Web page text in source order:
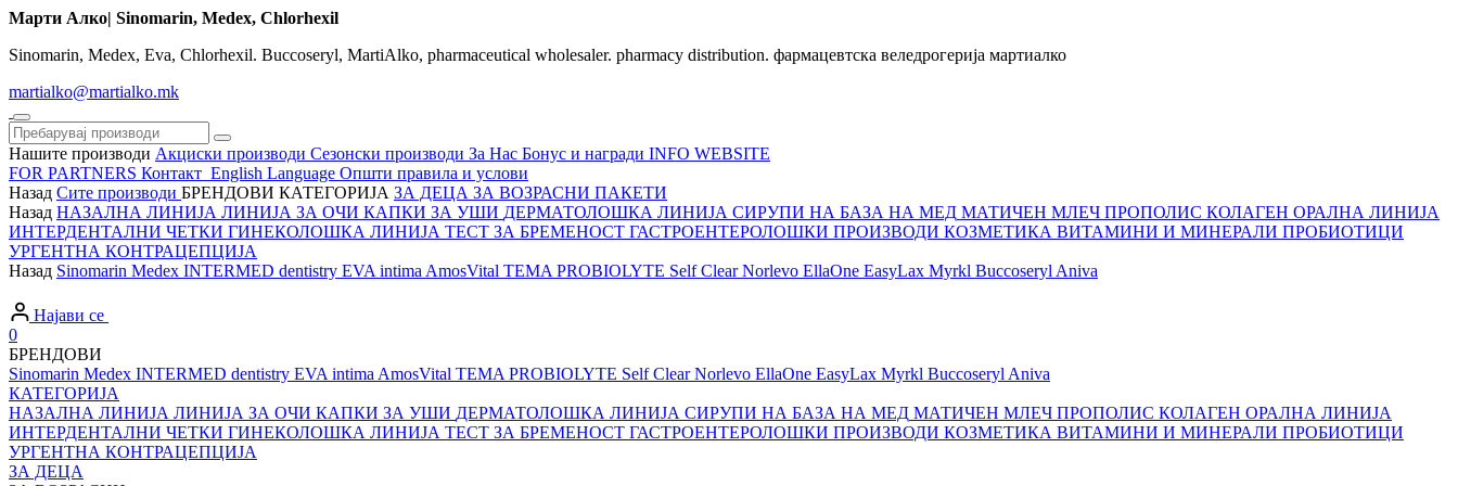
Марти Алко| Sinomarin, Medex, Chlorhexil
Sinomarin, Medex, Eva, Chlorhexil. Buccoseryl, MartiAlko, pharmaceutical wholesaler. pharmacy distribution. фармацевтска веледрогерија мартиалко
martialko@martialko.mk
Нашите производи Акциски производи Сезонски производи За Нас Бонус и награди INFO WEBSITE
FOR PARTNERS Контакт English Language Општи правила и услови
Назад Сите производи БРЕНДОВИ КАТЕГОРИЈА ЗА ДЕЦА ЗА ВОЗРАСНИ ПАКЕТИ
Назад НАЗАЛНА ЛИНИЈА ЛИНИЈА ЗА ОЧИ КАПКИ ЗА УШИ ДЕРМАТОЛОШКА ЛИНИЈА СИРУПИ НА БАЗА НА МЕД МАТИЧЕН МЛЕЧ ПРОПОЛИС КОЛАГЕН ОРАЛНА ЛИНИЈА
ИНТЕРДЕНТАЛНИ ЧЕТКИ ГИНЕКОЛОШКА ЛИНИЈА ТЕСТ ЗА БРЕМЕНОСТ ГАСТРОЕНТЕРОЛОШКИ ПРОИЗВОДИ КОЗМЕТИКА ВИТАМИНИ И МИНЕРАЛИ ПРОБИОТИЦИ
УРГЕНТНА КОНТРАЦЕПЦИЈА
Назад Sinomarin Medex INTERMED dentistry EVA intima AmosVital TEMA PROBIOLYTE Self Clear Norlevo EllaOne EasyLax Myrkl Buccoseryl Aniva
Најави се
0
БРЕНДОВИ
Sinomarin Medex INTERMED dentistry EVA intima AmosVital TEMA PROBIOLYTE Self Clear Norlevo EllaOne EasyLax Myrkl Buccoseryl Aniva
КАТЕГОРИЈА
НАЗАЛНА ЛИНИЈА ЛИНИЈА ЗА ОЧИ КАПКИ ЗА УШИ ДЕРМАТОЛОШКА ЛИНИЈА СИРУПИ НА БАЗА НА МЕД МАТИЧЕН МЛЕЧ ПРОПОЛИС КОЛАГЕН ОРАЛНА ЛИНИЈА
ИНТЕРДЕНТАЛНИ ЧЕТКИ ГИНЕКОЛОШКА ЛИНИЈА ТЕСТ ЗА БРЕМЕНОСТ ГАСТРОЕНТЕРОЛОШКИ ПРОИЗВОДИ КОЗМЕТИКА ВИТАМИНИ И МИНЕРАЛИ ПРОБИОТИЦИ
УРГЕНТНА КОНТРАЦЕПЦИЈА
ЗА ДЕЦА